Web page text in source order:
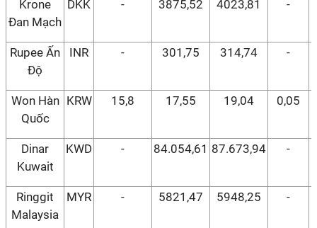
Krone
Đan Mạch
DKK - 3875,52 4023,81 -
Rupee Ấn
Độ
INR - 301,75 314,74 -
Won Hàn
Quốc
KRW 15,8 17,55 19,04 0,05
Dinar
Kuwait
KWD - 84.054,61 87.673,94 -
Ringgit
Malaysia
MYR - 5821,47 5948,25 -